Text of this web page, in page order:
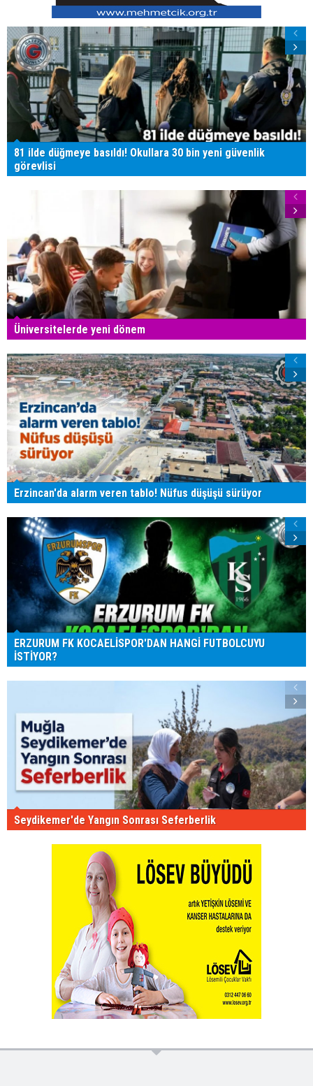
81 ilde düğmeye basıldı! Okullara 30 bin yeni güvenlik
görevlisi
Üniversitelerde yeni dönem
Erzincan'da alarm veren tablo! Nüfus düşüşü sürüyor
ERZURUM FK KOCAELİSPOR'DAN HANGİ FUTBOLCUYU
İSTİYOR?
Seydikemer'de Yangın Sonrası Seferberlik